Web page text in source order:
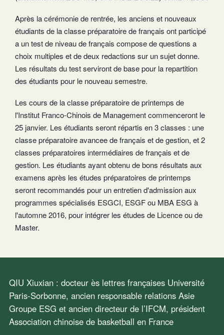
Après la cérémonie de rentrée, les anciens et nouveaux
étudiants de la classe préparatoire de français ont participé
a un test de niveau de français compose de questions a
choix multiples et de deux redactions sur un sujet donne.
Les résultats du test serviront de base pour la repartition
des étudiants pour le nouveau semestre.
Les cours de la classe préparatoire de printemps de
l'Institut Franco-Chinois de Management commenceront le
25 janvier. Les étudiants seront répartis en 3 classes : une
classe préparatoire avancee de français et de gestion, et 2
classes préparatoires intermédiaires de français et de
gestion. Les étudiants ayant obtenu de bons résultats aux
examens après les études préparatoires de printemps
seront recommandés pour un entretien d'admission aux
programmes spécialisés ESGCI, ESGF ou MBA ESG à
l'automne 2016, pour intégrer les études de Licence ou de
Master.
QIU Xiuxian : docteur ès lettres françaises Université
Paris-Sorbonne, ancien responsable relations Asie
Groupe ESG et ancien directeur de l’IFCM, président
Association chinoise de basketball en France